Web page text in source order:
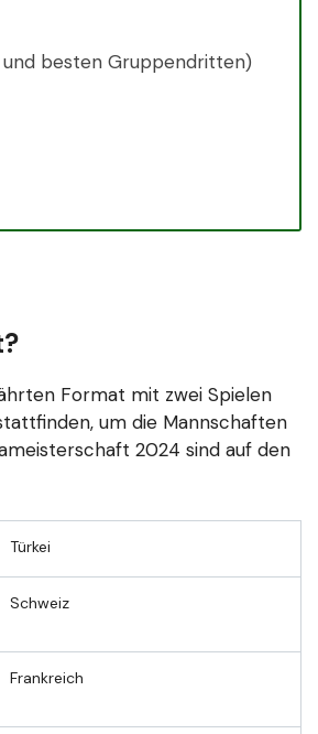
besten Gruppendritten)
Format mit zwei Spielen
um die Mannschaften
2024 sind auf den
Türkei
Schweiz
Frankreich